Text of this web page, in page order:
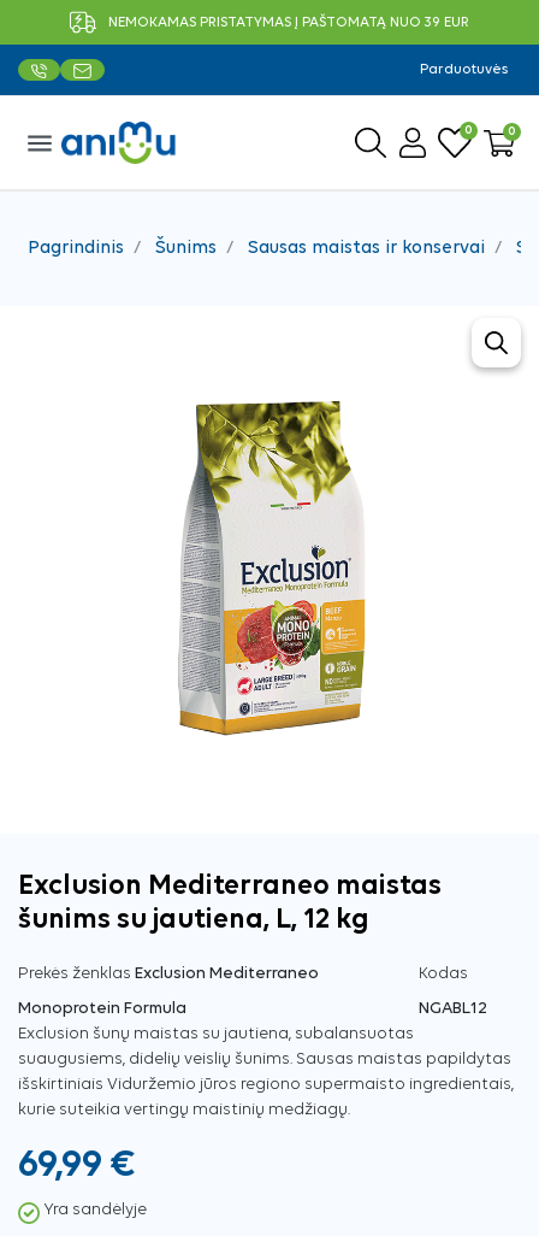
NEMOKAMAS PRISTATYMAS Į PAŠTOMATĄ NUO 39 EUR
Parduotuvės
menu 0 0
Pagrindinis Šunims Sausas maistas ir konservai
Exclusion Mediterraneo maistas
šunims su jautiena, L, 12 kg
Prekės ženklas Exclusion Mediterraneo
Monoprotein Formula
Kodas
NGABL12
Exclusion šunų maistas su jautiena, subalansuotas
suaugusiems, didelių veislių šunims. Sausas maistas papildytas
išskirtiniais Viduržemio jūros regiono supermaisto ingredientais,
kurie suteikia vertingų maistinių medžiagų.
69,99 €
Yra sandėlyje